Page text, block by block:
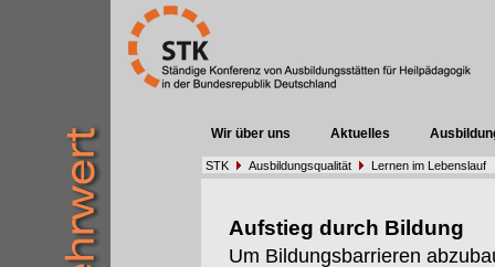
Wir über uns Aktuelles
STK Ausbildungsqualität Lernen im Lebenslauf
Aufstieg durch Bildung
Um Bildungsbarrieren